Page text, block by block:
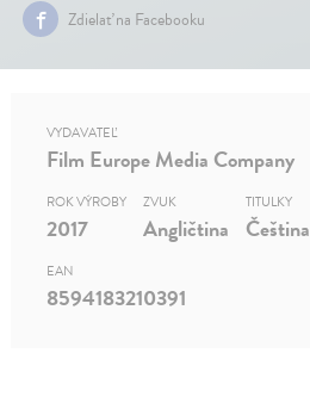
Zdielať na Facebooku
VYDAVATEĽ
Film Europe Media Company
ROK VÝROBY
2017
ZVUK
Angličtina
TITULKY
Čeština
EAN
8594183210391